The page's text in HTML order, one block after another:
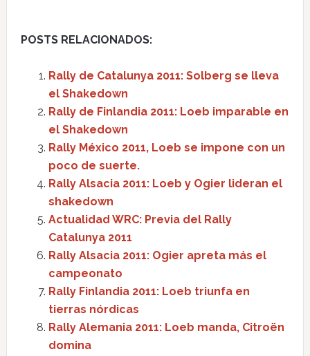
POSTS RELACIONADOS:
Rally de Catalunya 2011: Solberg se lleva
el Shakedown
Rally de Finlandia 2011: Loeb imparable en
el Shakedown
Rally México 2011, Loeb se impone con un
poco de suerte.
Rally Alsacia 2011: Loeb y Ogier lideran el
shakedown
Actualidad WRC: Previa del Rally
Catalunya 2011
Rally Alsacia 2011: Ogier apreta más el
campeonato
Rally Finlandia 2011: Loeb triunfa en
tierras nórdicas
Rally Alemania 2011: Loeb manda, Citroën
domina